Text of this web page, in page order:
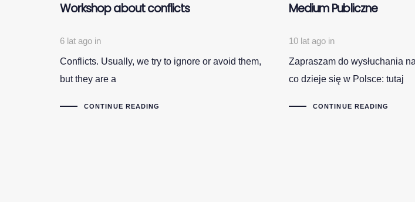
Workshop about conflicts
6 lat ago in
Conflicts. Usually, we try to ignore or avoid them,
but they are a
CONTINUE READING
Medium Publiczne
10 lat ago in
Zapraszam do wysłuchania
co dzieje się w Polsce: tutaj
CONTINUE READING